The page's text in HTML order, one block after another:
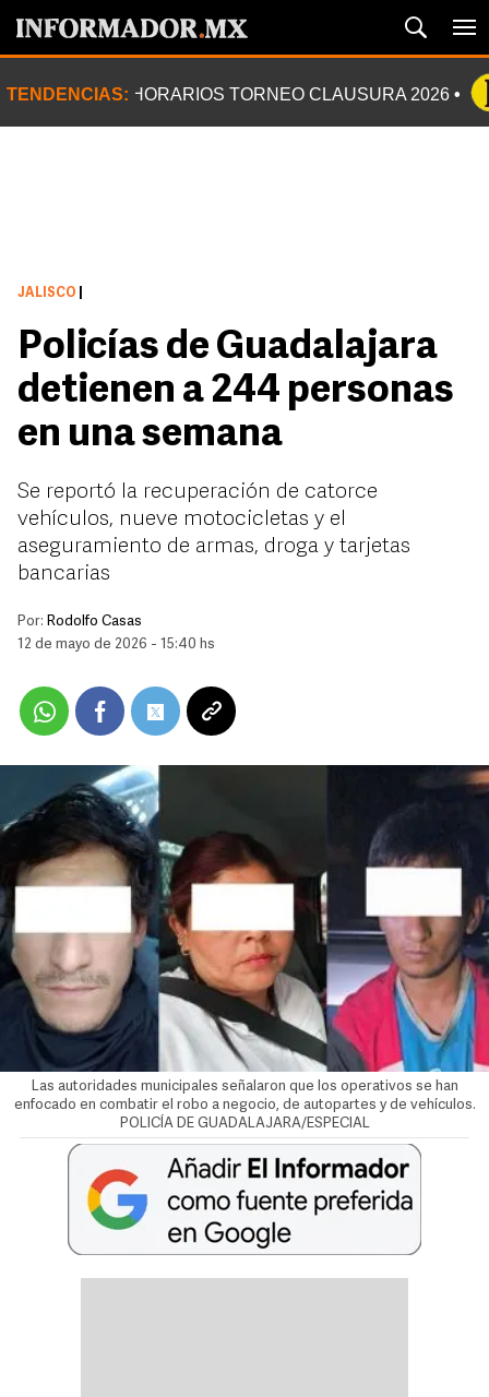
TENDENCIAS: HORARIOS TORNEO CLAUSURA 2026
JALISCO
Policías de Guadalajara
detienen a 244 personas
en una semana
Se reportó la recuperación de catorce
vehículos, nueve motocicletas y el
aseguramiento de armas, droga y tarjetas
bancarias
Por: Rodolfo Casas
12 de mayo de 2026 - 15:40 hs
Las autoridades municipales señalaron que los operativos se han
enfocado en combatir el robo a negocio, de autopartes y de vehículos.
POLICÍA DE GUADALAJARA/ESPECIAL